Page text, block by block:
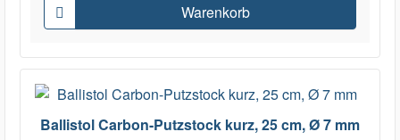
Warenkorb
Ballistol Carbon-Putzstock kurz, 25 cm, Ø 7 mm